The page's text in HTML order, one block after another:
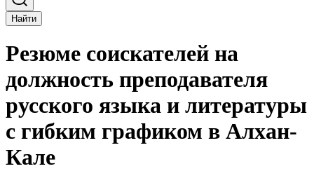
Найти
Резюме соискателей на
должность преподавателя
русского языка и литературы
с гибким графиком в Алхан-
Кале